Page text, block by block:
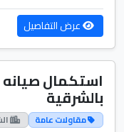
عرض التفاصيل
استكمال
بالشرقية
مقاولات عامة